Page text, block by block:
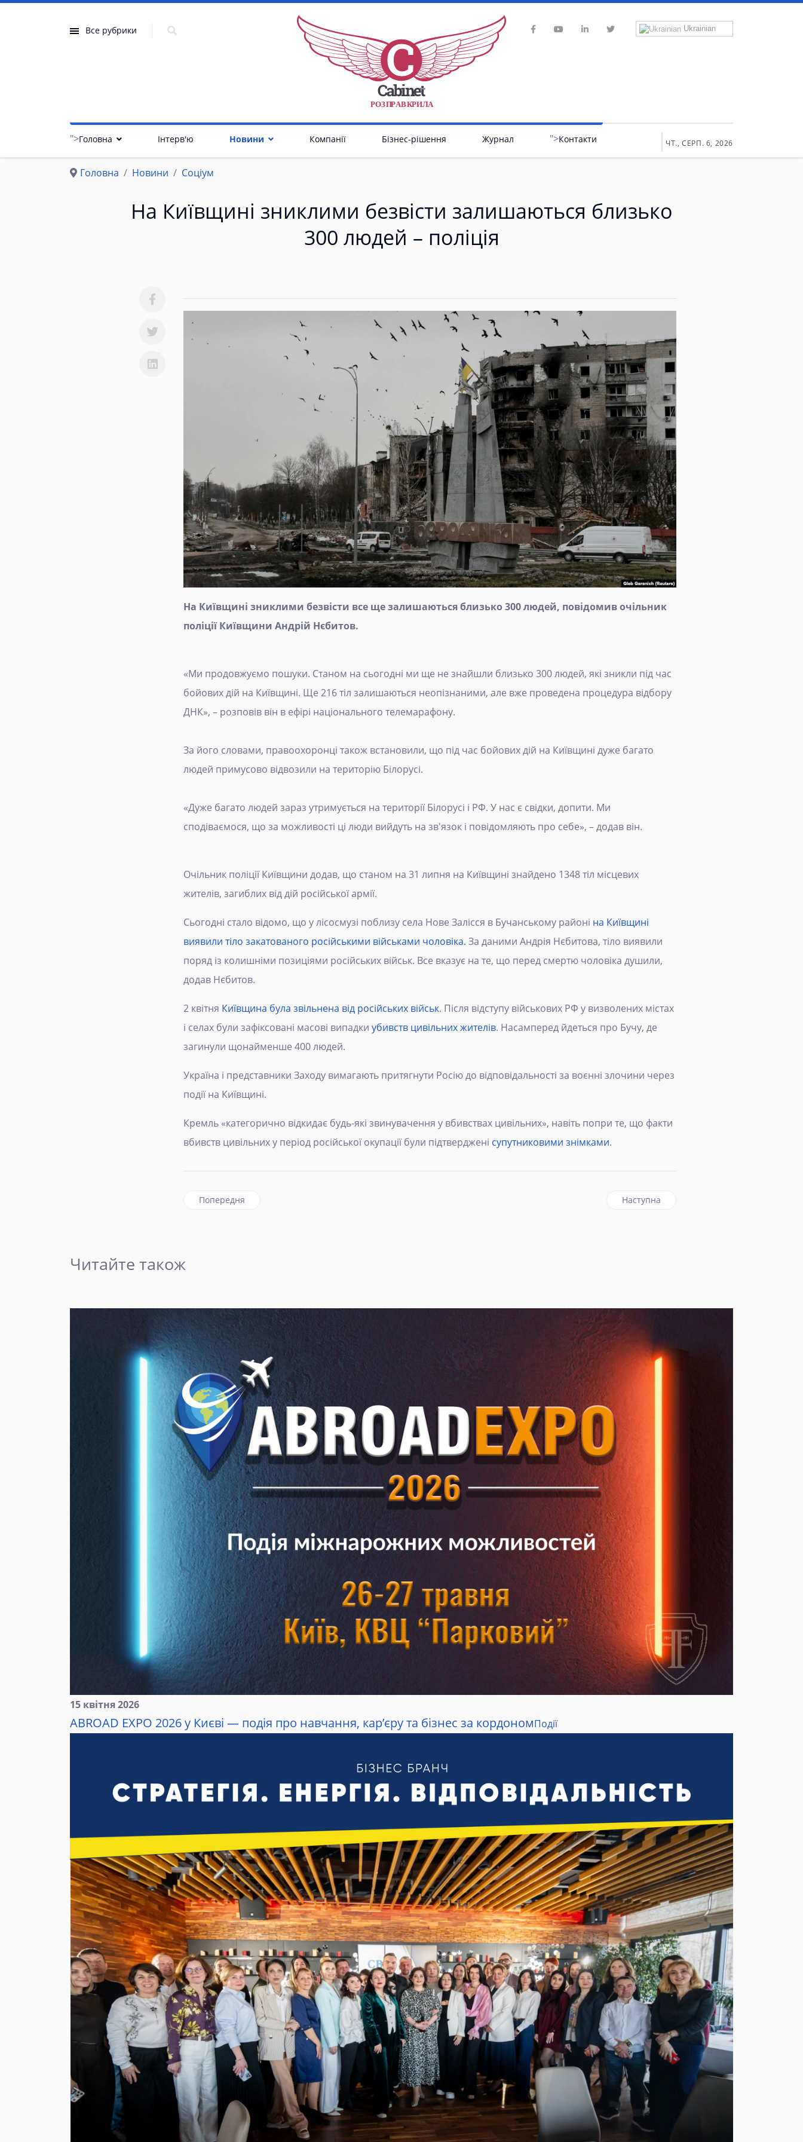
Все рубрики
РОЗПРАВКРИЛА
Ukrainian
">Головна Інтерв'ю Новини Компанії Бізнес-рішення Журнал ">Контакти ЧТ., СЕРП. 6, 2026
Головна Новини Соціум
На Київщині зниклими безвісти залишаються близько
300 людей – поліція
На Київщині зниклими безвісти все ще залишаються близько 300 людей, повідомив очільник
поліції Київщини Андрій Нєбитов.
«Ми продовжуємо пошуки. Станом на сьогодні ми ще не знайшли близько 300 людей, які зникли під час
бойових дій на Київщині. Ще 216 тіл залишаються неопізнаними, але вже проведена процедура відбору
ДНК», – розповів він в ефірі національного телемарафону.
За його словами, правоохоронці також встановили, що під час бойових дій на Київщині дуже багато
людей примусово відвозили на територію Білорусі.
«Дуже багато людей зараз утримується на території Білорусі і РФ. У нас є свідки, допити. Ми
сподіваємося, що за можливості ці люди вийдуть на зв'язок і повідомляють про себе», – додав він.
Очільник поліції Київщини додав, що станом на 31 липня на Київщині знайдено 1348 тіл місцевих
жителів, загиблих від дій російської армії.
Сьогодні стало відомо, що у лісосмузі поблизу села Нове Залісся в Бучанському районі на Київщині
виявили тіло закатованого російськими військами чоловіка. За даними Андрія Нєбитова, тіло виявили
поряд із колишніми позиціями російських військ. Все вказує на те, що перед смертю чоловіка душили,
додав Нєбитов.
2 квітня Київщина була звільнена від російських військ. Після відступу військових РФ у визволених містах
і селах були зафіксовані масові випадки убивств цивільних жителів. Насамперед йдеться про Бучу, де
загинули щонайменше 400 людей.
Україна і представники Заходу вимагають притягнути Росію до відповідальності за воєнні злочини через
події на Київщині.
Кремль «категорично відкидає будь-які звинувачення у вбивствах цивільних», навіть попри те, що факти
вбивств цивільних у період російської окупації були підтверджені супутниковими знімками.
Попередня стаття: На Київщині знайдено вже 1348 тіл цивільних - поліція
Попередня наступна стаття: Під час нічного
Наступна
Читайте також
15 квітня 2026
ABROAD EXPO 2026 у Києві — подія про навчання, кар’єру та бізнес за кордономПодії